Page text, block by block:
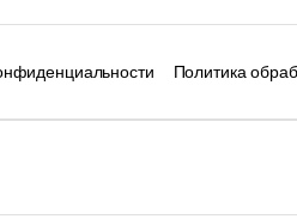
Политика